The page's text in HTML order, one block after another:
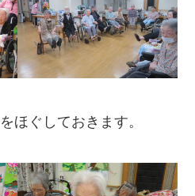
ほぐしておきます。